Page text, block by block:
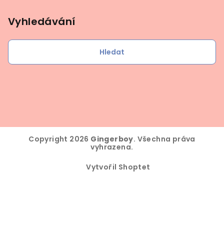
Vyhledávání
Hledat
Copyright 2026 Gingerboy. Všechna práva
vyhrazena.
Vytvořil Shoptet